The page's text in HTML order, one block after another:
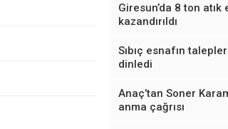
Giresun’da 8 ton atık
kazandırıldı
Sıbıç esnafın
dinledi
Anaç’tan Soner
anma çağrısı